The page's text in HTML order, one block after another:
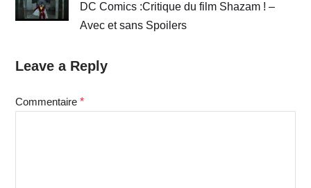
DC Comics :Critique du film Shazam ! –
Avec et sans Spoilers
Leave a Reply
Commentaire *